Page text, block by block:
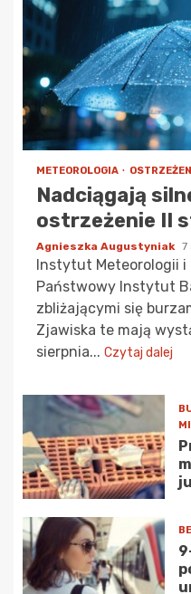
METEOROLOGIA
Nadciągają
ostrzeżenie II
Agnieszka Augustyniak 7
Instytut Meteorologii i
Państwowy Instytut
zbliżającymi się
Zjawiska te mają
sierpnia... Czytaj dalej